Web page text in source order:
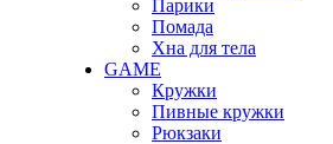
Парики
Помада
Хна для тела
GAME
Кружки
Пивные кружки
Рюкзаки